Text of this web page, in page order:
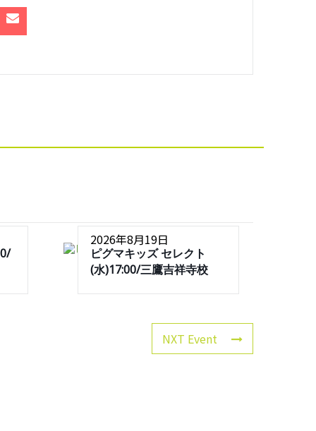
2026年8月19日
ピグマキッズ セレクト
(水)17:00/三鷹吉祥寺校
NXT Event